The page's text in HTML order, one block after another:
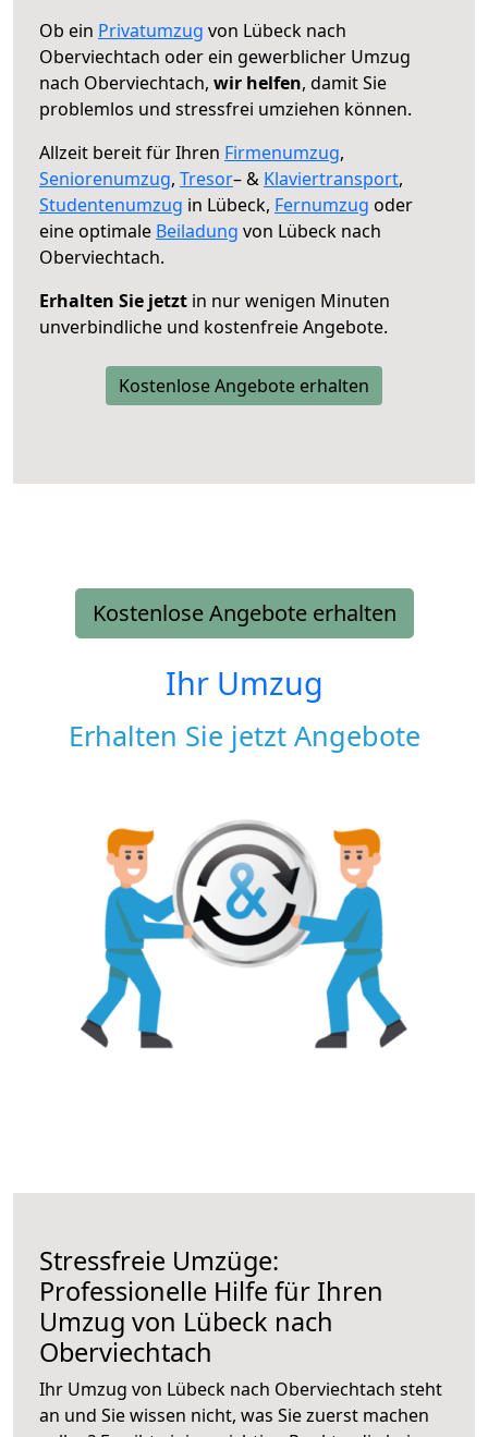
Ob ein Privatumzug von Lübeck nach
Oberviechtach oder ein gewerblicher Umzug
nach Oberviechtach, wir helfen, damit Sie
problemlos und stressfrei umziehen können.
Allzeit bereit für Ihren Firmenumzug,
Seniorenumzug, Tresor– & Klaviertransport,
Studentenumzug in Lübeck, Fernumzug oder
eine optimale Beiladung von Lübeck nach
Oberviechtach.
Erhalten Sie jetzt in nur wenigen Minuten
unverbindliche und kostenfreie Angebote.
Kostenlose Angebote erhalten
Kostenlose Angebote erhalten
Ihr Umzug
Erhalten Sie jetzt Angebote
Stressfreie Umzüge:
Professionelle Hilfe für Ihren
Umzug von Lübeck nach
Oberviechtach
Ihr Umzug von Lübeck nach Oberviechtach steht
an und Sie wissen nicht, was Sie zuerst machen